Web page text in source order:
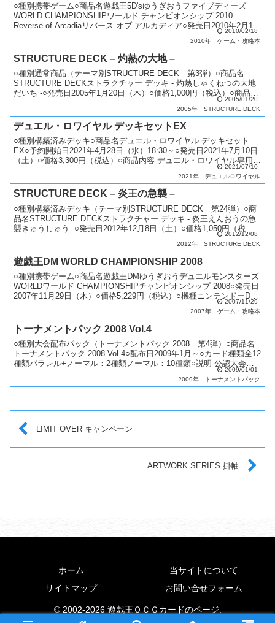
○種別携帯ゲーム○商品名遊戯王5D'sゆうぎおうファイブディーズ
WORLD CHAMPIONSHIPワールド チャンピオンシップ 2010
Reverse of Arcadiaリバース オブ アルカディア○発売日2010年2月18
2010/02/18
2010年
ゲーム・攻略本
STRUCTURE DECK – 灼熱の大地 –
○種別通常商品（テーマ別STRUCTURE DECK 第3弾）○商品名
STRUCTURE DECKストラクチャー デッキ - 灼熱しゃくねつの大地
だいち -○発売日2005年1月20日（木）○価格1,000円（税込）○商品内
2005/01/20
2005年
STRUCTURE DECK
デュエル・ロワイヤル デッキセットEX
○種別構築済みデッキ○商品名デュエル・ロワイヤル デッキセット
EX○予約開始日2021年4月28日（水）18:30～○発売日2021年7月10日
（土）○価格3,300円（税込）○商品内容 デュエル・ロワイヤル専用デ
2021/07/10
2021年
デュエルロワイヤル
STRUCTURE DECK – 炎王の急襲 –
○種別構築済みデッキ（テーマ別STRUCTURE DECK 第24弾）○商
品名STRUCTURE DECKストラクチャー デッキ - 炎王えんおうの急
襲きゅうしゅう -○発売日2012年12月8日（土）○価格1,050円（税
2012/12/08
2012年
STRUCTURE DECK
遊戯王DM WORLD CHAMPIONSHIP 2008
○種別携帯ゲーム○商品名遊戯王DMゆうぎおうデュエルモンスターズ
WORLDワールド CHAMPIONSHIPチャンピオンシップ 2008○発売日
2007年11月29日（木）○価格5,229円（税込）○機種ニンテンドーDS○
2007/11/29
2007年
ゲーム・攻略本
トーナメントパック 2008 Vol.4
○種別大会配布パック（トーナメントパック 2008 第4弾）○商品名
トーナメントパック 2008 Vol.4○配布日2009年1月～○カード種類全12
種類パラレル+ノーマル：2種類ノーマル：10種類○説明 公認大会で
2009/01/01
2009年
トーナメントパック
LIMIT OVER キャンペーン
ARTWORK SERIES 掛軸
ホーム
当サイトについて
サイトマップ
お問い合せフォーム
© 2002-2026 遊戯王ＯＣＧカードのページ.